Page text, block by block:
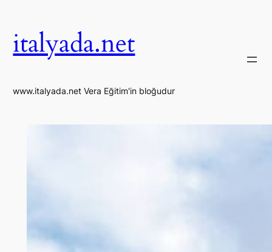
italyada.net
www.italyada.net Vera Eğitim'in bloğudur